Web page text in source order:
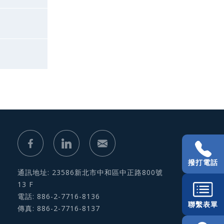
通訊地址: 23586新北市中和區中正路800號
13 F
電話: 886-2-7716-8136
傳真: 886-2-7716-8137
撥打電話
聯繫表單